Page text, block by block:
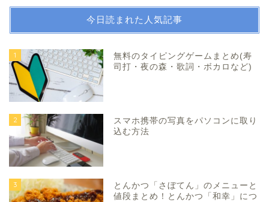
今日読まれた人気記事
1
無料のタイピングゲームまとめ(寿
司打・夜の森・歌詞・ボカロなど)
2
スマホ携帯の写真をパソコンに取り
込む方法
3
とんかつ「さぼてん」のメニューと
値段まとめ！とんかつ「和幸」につ